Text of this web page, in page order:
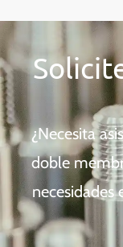
¿Necesita
doble
necesidades